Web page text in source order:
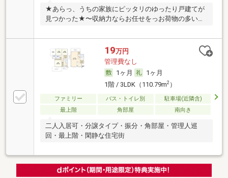
★あらっ、うちの家族にピッタリのゆったり戸建てが
見つかった★〜収納力ならお任せをっお荷物の多い方
19万円
管理費なし
1ヶ月
1ヶ月
1階 / 3LDK（110.79m2）
ファミリー バス・トイレ別
駐車場(近隣含)
最上階
角部屋 南向き
二人入居可・分譲タイプ・振分・角部屋・管理人巡
回・最上階・閑静な住宅街